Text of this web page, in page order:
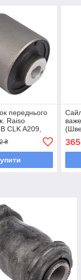
переднього
Raiso
CLK A209,
А209 #RL-
₴ 365